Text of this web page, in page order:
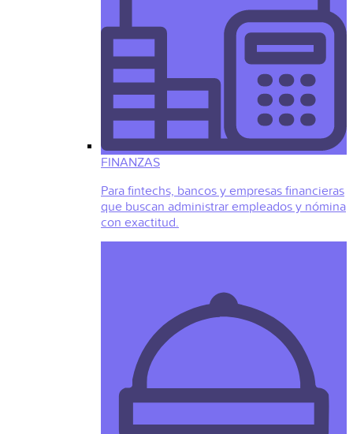
FINANZAS
Para fintechs, bancos y empresas financieras
que buscan administrar empleados y nómina
con exactitud.